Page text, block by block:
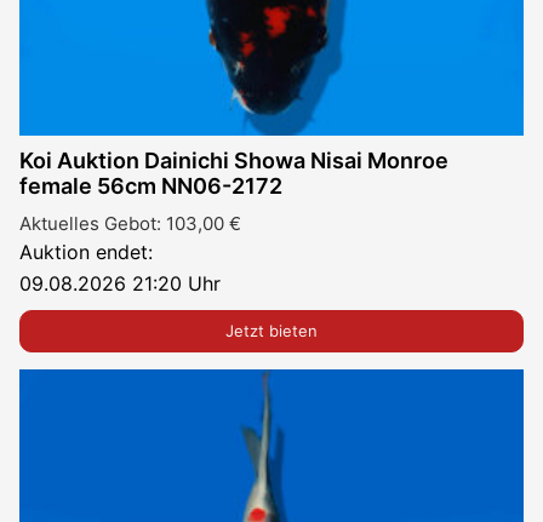
Koi Auktion Dainichi Showa Nisai Monroe
female 56cm NN06-2172
Aktuelles Gebot: 103,00 €
Auktion endet:
09.08.2026 21:20 Uhr
Jetzt bieten